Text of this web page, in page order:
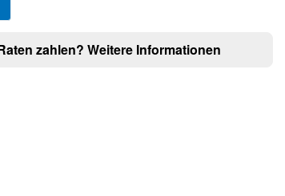
zahlen? Weitere Informationen